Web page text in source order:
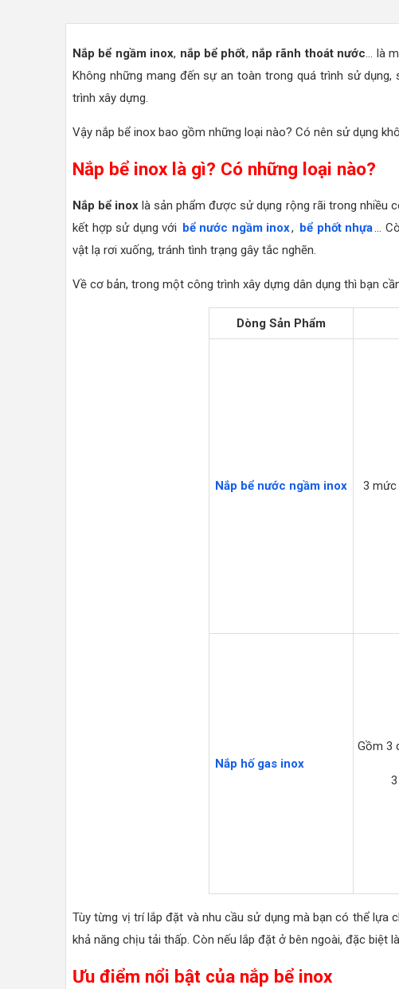
Nắp bể ngầm inox, nắp bể phốt, nắp rãnh thoát nước… là
Không những mang đến sự an toàn trong quá trình sử
trình xây dựng.
Vậy nắp bể inox bao gồm những loại nào? Có nên sử dụng
Nắp bể inox là gì? Có những loại nào?
Nắp bể inox là sản phẩm được sử dụng rộng rãi trong nhiều
kết hợp sử dụng với
bể nước ngầm inox, bể phốt nhựa…
vật lạ rơi xuống, tránh tình trạng gây tắc nghẽn.
Về cơ bản, trong một công trình xây dựng dân dụng thì bạn
Dòng Sản Phẩm
Nắp bể nước ngầm inox 3 mức
Nắp hố gas inox
Gồm 3
Tùy từng vị trí lắp đặt và nhu cầu sử dụng mà bạn có thể lựa
khả năng chịu tải thấp. Còn nếu lắp đặt ở bên ngoài, đặc
Ưu điểm nổi bật của nắp bể inox